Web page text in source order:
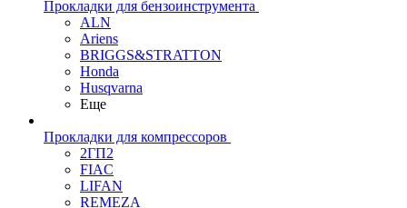
Прокладки для бензоинструмента
ALN
Ariens
BRIGGS&STRATTON
Honda
Husqvarna
Еще
Прокладки для компрессоров
2ГП2
FIAC
LIFAN
REMEZA